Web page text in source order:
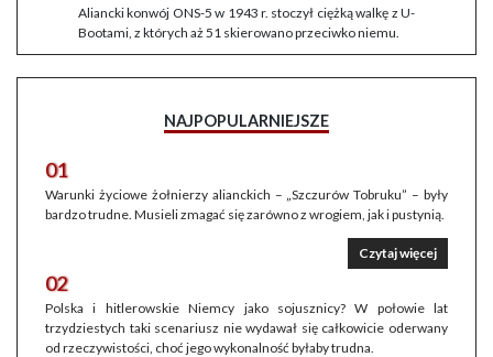
Aliancki konwój ONS-5 w 1943 r. stoczył ciężką walkę z U-
Bootami, z których aż 51 skierowano przeciwko niemu.
NAJPOPULARNIEJSZE
01
Warunki życiowe żołnierzy alianckich – „Szczurów Tobruku” – były
bardzo trudne. Musieli zmagać się zarówno z wrogiem, jak i pustynią.
Czytaj więcej
02
Polska i hitlerowskie Niemcy jako sojusznicy? W połowie lat
trzydziestych taki scenariusz nie wydawał się całkowicie oderwany
od rzeczywistości, choć jego wykonalność byłaby trudna.